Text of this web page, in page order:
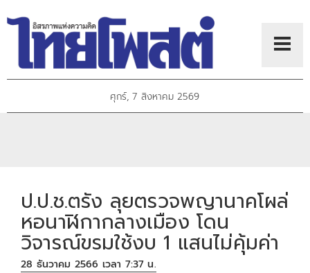
ศุกร์, 7 สิงหาคม 2569
ป.ป.ช.ตรัง ลุยตรวจพญานาคโผล่
หอนาฬิกากลางเมือง โดน
วิจารณ์ขรมใช้งบ 1 แสนไม่คุ้มค่า
28 ธันวาคม 2566 เวลา 7:37 น.